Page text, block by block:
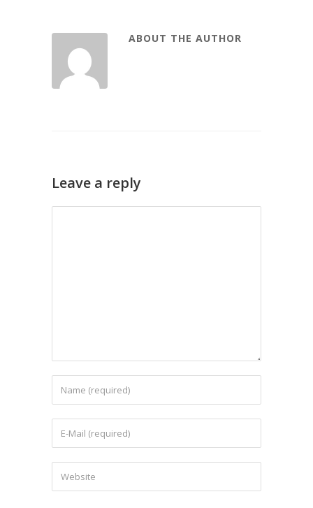
ABOUT THE AUTHOR
Leave a reply